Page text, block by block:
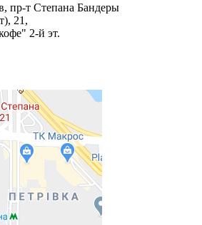
пр-т Степана Бандеры
21,
2-й эт.